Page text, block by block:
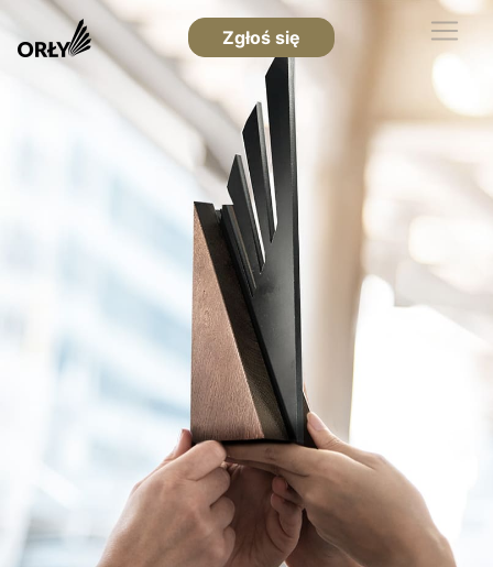
Zgłoś się